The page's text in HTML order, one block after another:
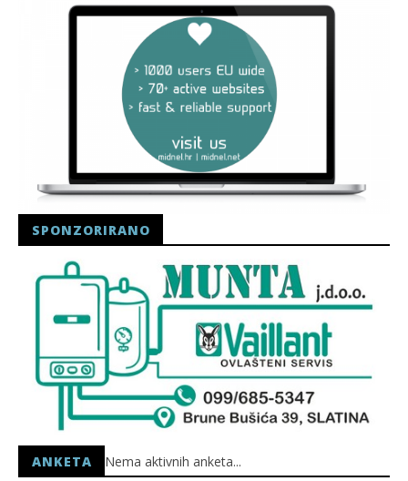
SPONZORIRANO
ANKETA Nema aktivnih anketa...